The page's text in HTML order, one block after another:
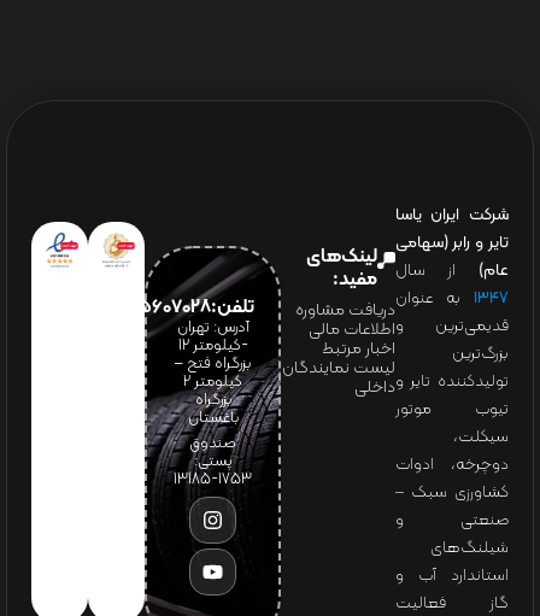
شرکت ایران یاسا
تایر و رابر (سهامی
عام) از سال
۱۳۴۷ به عنوان
قدیمی‌ترین و
بزرگ‌ترین
تولیدکننده تایر و
تیوب موتور
سیکلت،
دوچرخه، ادوات
کشاورزی سبک –
صنعتی و
شیلنگ‌های
استاندارد آب و
گاز فعالیت
لینک‌های
مفید:
دریافت مشاوره
اطلاعات مالی
اخبار مرتبط
لیست نمایندگان
داخلی
تلفن:65607028(021)
آدرس: تهران
-کیلومتر 12
بزرگراه فتح –
کیلومتر ۲
بزرگراه
باغستان
صندوق
پستی:
1753-13185